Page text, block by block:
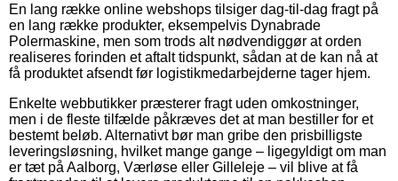
En lang række online webshops tilsiger dag-til-dag fragt på
en lang række produkter, eksempelvis Dynabrade
Polermaskine, men som trods alt nødvendiggør at orden
realiseres forinden et aftalt tidspunkt, sådan at de kan nå at
få produktet afsendt før logistikmedarbejderne tager hjem.
Enkelte webbutikker præsterer fragt uden omkostninger,
men i de fleste tilfælde påkræves det at man bestiller for et
bestemt beløb. Alternativt bør man gribe den prisbilligste
leveringsløsning, hvilket mange gange – ligegyldigt om man
er tæt på Aalborg, Værløse eller Gilleleje – vil blive at få